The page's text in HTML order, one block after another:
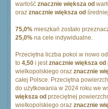
wartość znacznie większa od
oraz znacznie większa od
75,0% mieszkań zostało
25,0% na cele indywidualne.
Przeciętna liczba pokoi w nowo
to 4,50 i jestznacznie większa od
wielkopolskiego oraz znacznie
całej Polsce. Przeciętna
do użytkowania w 2024 roku we
większa od przeciętnej
wielkopolskiego oraz znacznie